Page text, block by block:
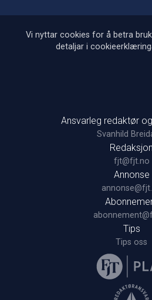
Vi nyttar cookies for å betra
detaljar i
Ansvarleg redaktør
Svanhild
Redaksjon
fjt@fjt.no
Annonse
Tips
Tips oss